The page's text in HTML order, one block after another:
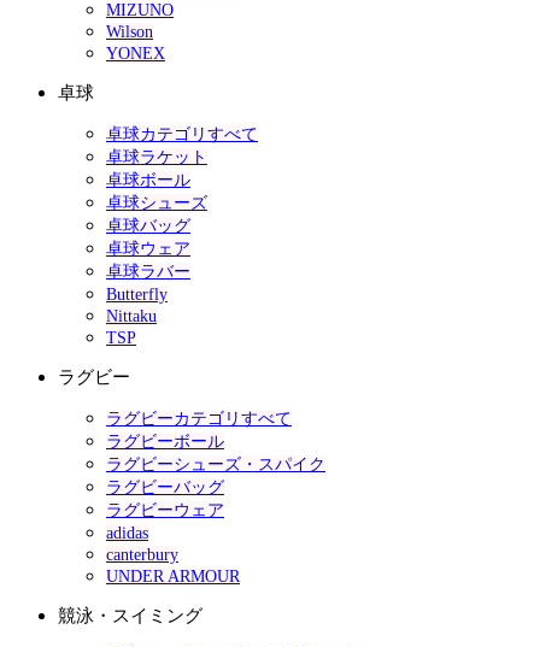
MIZUNO
Wilson
YONEX
卓球
卓球カテゴリすべて
卓球ラケット
卓球ボール
卓球シューズ
卓球バッグ
卓球ウェア
卓球ラバー
Butterfly
Nittaku
TSP
ラグビー
ラグビーカテゴリすべて
ラグビーボール
ラグビーシューズ・スパイク
ラグビーバッグ
ラグビーウェア
adidas
canterbury
UNDER ARMOUR
競泳・スイミング